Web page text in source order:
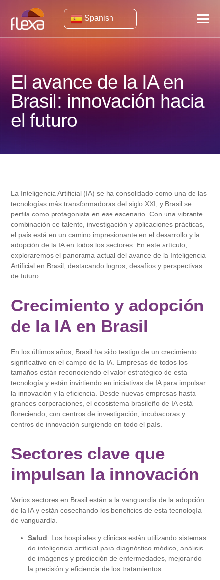
Spanish
El avance de la IA en
Brasil: innovación hacia
el futuro
La Inteligencia Artificial (IA) se ha consolidado como una de las
tecnologías más transformadoras del siglo XXI, y Brasil se
perfila como protagonista en ese escenario. Con una vibrante
combinación de talento, investigación y aplicaciones prácticas,
el país está en un camino impresionante en el desarrollo y la
adopción de la IA en todos los sectores. En este artículo,
exploraremos el panorama actual del avance de la Inteligencia
Artificial en Brasil, destacando logros, desafíos y perspectivas
de futuro.
Crecimiento y adopción
de la IA en Brasil
En los últimos años, Brasil ha sido testigo de un crecimiento
significativo en el campo de la IA. Empresas de todos los
tamaños están reconociendo el valor estratégico de esta
tecnología y están invirtiendo en iniciativas de IA para impulsar
la innovación y la eficiencia. Desde nuevas empresas hasta
grandes corporaciones, el ecosistema brasileño de IA está
floreciendo, con centros de investigación, incubadoras y
centros de innovación surgiendo en todo el país.
Sectores clave que
impulsan la innovación
Varios sectores en Brasil están a la vanguardia de la adopción
de la IA y están cosechando los beneficios de esta tecnología
de vanguardia.
Salud: Los hospitales y clínicas están utilizando sistemas
de inteligencia artificial para diagnóstico médico, análisis
de imágenes y predicción de enfermedades, mejorando
la precisión y eficiencia de los tratamientos.